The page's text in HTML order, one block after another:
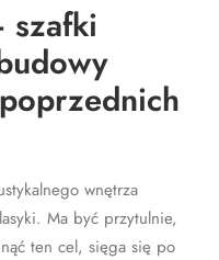
szafki
wnętrza
Ma być przytulnie,
ten cel, sięga się po